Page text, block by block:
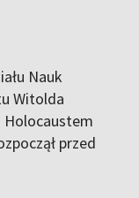
Nauk
Witolda
Holocaustem
przed